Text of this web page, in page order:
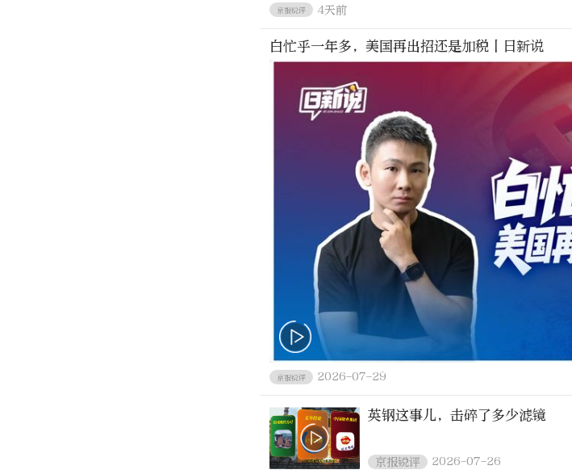
京报锐评 4天前
白忙乎一年多，美国再出招还是加税丨日新说
京报锐评 2026-07-29
英钢这事儿，击碎了多少滤镜
京报锐评 2026-07-26